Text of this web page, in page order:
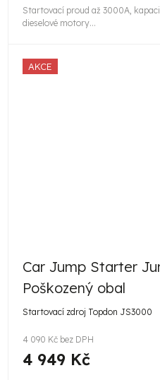
Startovací proud až 3000A,
dieselové motory...
AKCE
Car Jump Starter
Poškozený obal
Startovací zdroj Topdon JS3000
4 090 Kč bez DPH
4 949 Kč